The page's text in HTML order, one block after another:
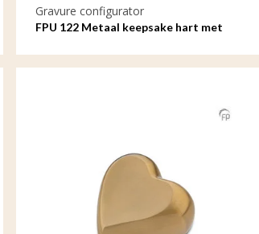
Gravure configurator
FPU 122 Metaal keepsake hart met